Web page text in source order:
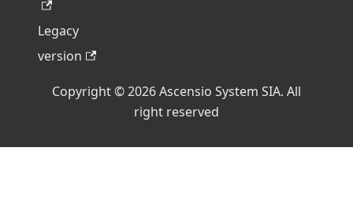
Legacy
version
Copyright © 2026 Ascensio System SIA. All
right reserved